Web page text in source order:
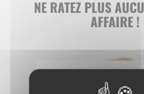
NE RATEZ PLUS
AFFAIRE !